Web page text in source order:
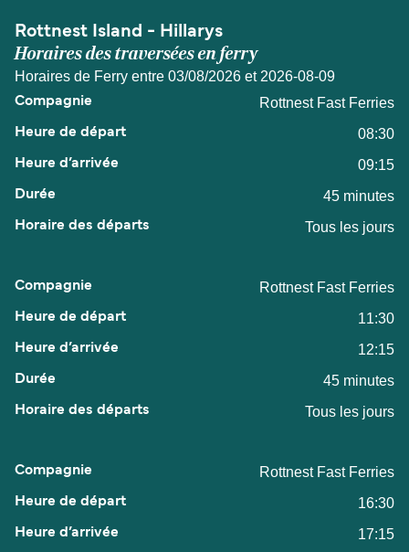
Rottnest Island - Hillarys
Horaires des traversées en ferry
Horaires de Ferry entre 03/08/2026 et 2026-08-09
Rottnest Fast Ferries
08:30
09:15
45 minutes
Tous les jours
Rottnest Fast Ferries
11:30
12:15
45 minutes
Tous les jours
Rottnest Fast Ferries
16:30
17:15